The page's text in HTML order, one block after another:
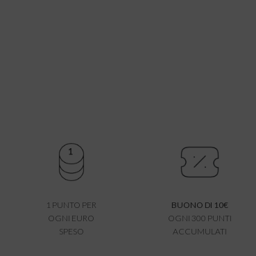
1 PUNTO PER
OGNI EURO
SPESO
BUONO DI 10€
OGNI 300 PUNTI
ACCUMULATI